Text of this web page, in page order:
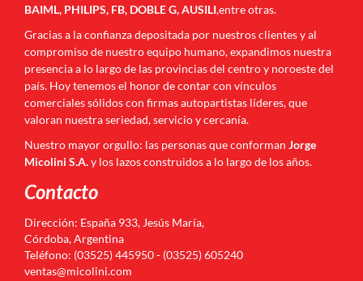
BAIML, PHILIPS, FB, DOBLE G, AUSILI,entre otras.
Gracias a la confianza depositada por nuestros clientes y al
compromiso de nuestro equipo humano, expandimos nuestra
presencia a lo largo de las provincias del centro y noroeste del
país. Hoy tenemos el honor de contar con vínculos
comerciales sólidos con firmas autopartistas líderes, que
valoran nuestra seriedad, servicio y cercanía.
Nuestro mayor orgullo: las personas que conforman Jorge
Micolini S.A.y los lazos construidos a lo largo de los años.
Contacto
Dirección: España 933, Jesús María,
Córdoba, Argentina
Teléfono: (03525) 445950 - (03525) 605240
ventas@micolini.com